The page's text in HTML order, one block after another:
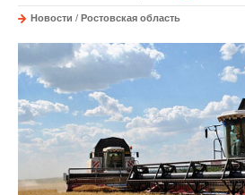
Новости / Ростовская область